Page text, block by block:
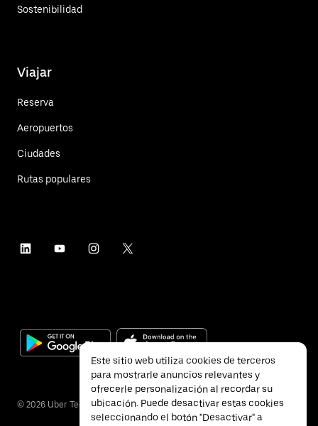
Sostenibilidad
Viajar
Reserva
Aeropuertos
Ciudades
Rutas populares
© 2026 Uber Technologies Inc.
Este sitio web utiliza cookies de terceros
para mostrarle anuncios relevantes y
ofrecerle personalización al recordar su
ubicación. Puede desactivar estas cookies
seleccionando el botón "Desactivar" a